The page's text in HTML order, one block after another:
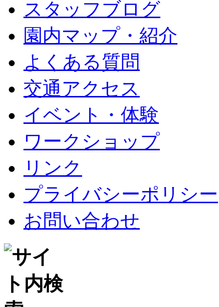
スタッフブログ
園内マップ・紹介
よくある質問
交通アクセス
イベント・体験
ワークショップ
リンク
プライバシーポリシー
お問い合わせ